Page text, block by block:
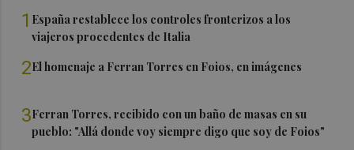
1 España restablece los controles fronterizos a los
viajeros procedentes de Italia
2El homenaje a Ferran Torres en Foios, en imágenes
3Ferran Torres, recibido con un baño de masas en su
pueblo: "Allá donde voy siempre digo que soy de Foios"